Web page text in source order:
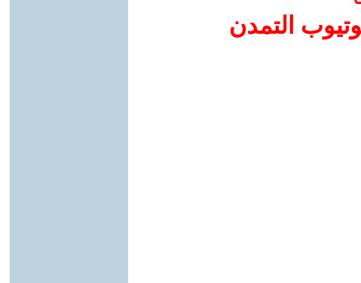
التمدن